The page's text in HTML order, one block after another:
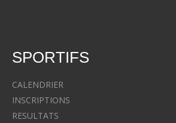
SPORTIFS
CALENDRIER
INSCRIPTIONS
RESULTATS